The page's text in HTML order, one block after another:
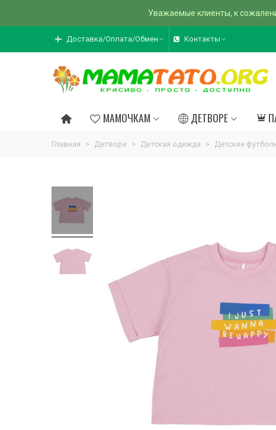
Уважаемые клиенты, к
Доставка/Оплата/Обмен Контакты
МАМОЧКАМ ДЕТВОРЕ
Главная > Детворе > Детская одежда > Детские